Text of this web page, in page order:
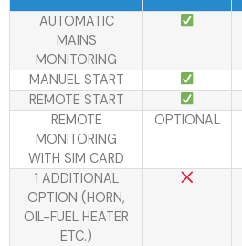
AUTOMATIC
MAINS
MONITORING
MANUEL START
REMOTE START
REMOTE
MONITORING
WITH SIM CARD
OPTIONAL
1 ADDITIONAL
OPTION (HORN,
OIL-FUEL HEATER
ETC.)